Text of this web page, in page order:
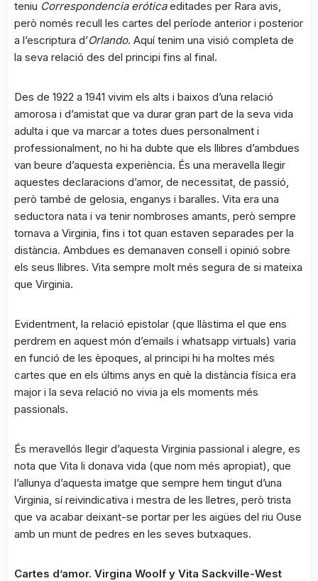
teniu Correspondencia eróticaeditades per Rara avis,
però només recull les cartes del període anterior i posterior
a l’escriptura d’Orlando. Aquí tenim una visió completa de
la seva relació des del principi fins al final.
Des de 1922 a 1941 vivim els alts i baixos d’una relació
amorosa i d’amistat que va durar gran part de la seva vida
adulta i que va marcar a totes dues personalment i
professionalment, no hi ha dubte que els llibres d’ambdues
van beure d’aquesta experiència. És una meravella llegir
aquestes declaracions d’amor, de necessitat, de passió,
però també de gelosia, enganys i baralles. Vita era una
seductora nata i va tenir nombroses amants, però sempre
tornava a Virginia, fins i tot quan estaven separades per la
distància. Ambdues es demanaven consell i opinió sobre
els seus llibres. Vita sempre molt més segura de si mateixa
que Virginia.
Evidentment, la relació epistolar (que llàstima el que ens
perdrem en aquest món d’emails i whatsapp virtuals) varia
en funció de les èpoques, al principi hi ha moltes més
cartes que en els últims anys en què la distància física era
major i la seva relació no vivia ja els moments més
passionals.
És meravellós llegir d’aquesta Virginia passional i alegre, es
nota que Vita li donava vida (que nom més apropiat), que
l’allunya d’aquesta imatge que sempre hem tingut d’una
Virginia, sí reivindicativa i mestra de les lletres, però trista
que va acabar deixant-se portar per les aigües del riu Ouse
amb un munt de pedres en les seves butxaques.
Cartes d’amor. Virgina Woolf y Vita Sackville-West